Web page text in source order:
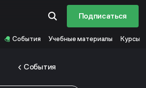
Подписаться
События Учебные материалы Курсы
События